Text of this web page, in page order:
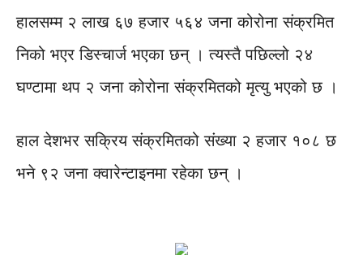
हालसम्म २ लाख ६७ हजार ५६४ जना कोरोना संक्रमित
निको भएर डिस्चार्ज भएका छन् । त्यस्तै पछिल्लो २४
घण्टामा थप २ जना कोरोना संक्रमितको मृत्यु भएको छ ।
हाल देशभर सक्रिय संक्रमितको संख्या २ हजार १०८ छ
भने ९२ जना क्वारेन्टाइनमा रहेका छन् ।